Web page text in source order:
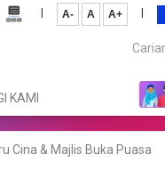
| A- A A+ |
Carian...
KAMI
Cina & Majlis Buka Puasa